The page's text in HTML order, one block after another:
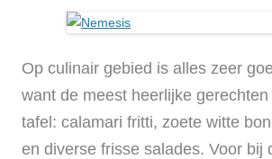
Op culinair gebied is alles zeer
want de meest heerlijke
tafel: calamari fritti, zoete witte
en diverse frisse salades. Voor bij